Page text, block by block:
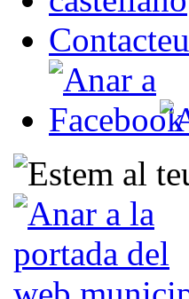
Contacteu